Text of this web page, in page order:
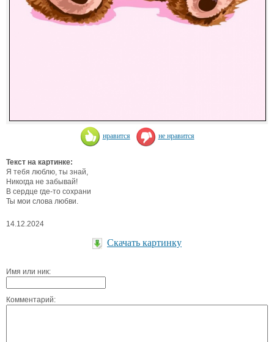
нравится не нравится
Текст на картинке:
Я тебя люблю, ты знай,
Никогда не забывай!
В сердце где-то сохрани
Ты мои слова любви.
14.12.2024
Скачать картинку
Имя или ник:
Комментарий: